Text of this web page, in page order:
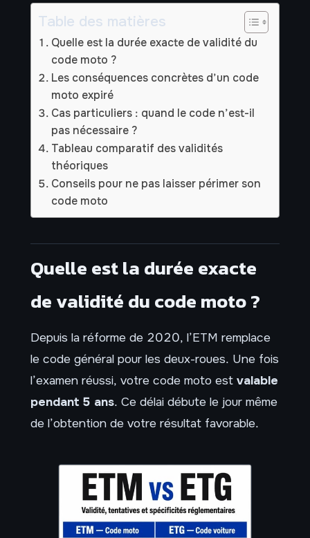
Table des matières
Quelle est la durée exacte de validité du
code moto ?
Les conséquences concrètes d’un code
moto expiré
Cas particuliers : quand le code n’est-il
pas nécessaire ?
Tableau comparatif des validités
théoriques
Conseils pour ne pas laisser périmer son
code moto
Quelle est la durée exacte
de validité du code moto ?
Depuis la réforme de 2020, l’ETM remplace
le code général pour les deux-roues. Une fois
l’examen réussi, votre code moto est valable
pendant 5 ans. Ce délai débute le jour même
de l’obtention de votre résultat favorable.